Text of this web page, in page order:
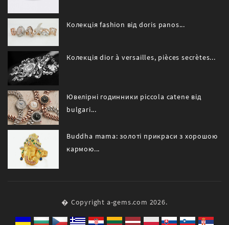
Колекція fashion від doris panos...
Колекція dior à versailles, pièces secrètes...
Ювелірні годинники piccola catene від
bulgari...
Buddha mama: золоті прикраси з хорошою
кармою...
� Copyright a-gems.com 2026.